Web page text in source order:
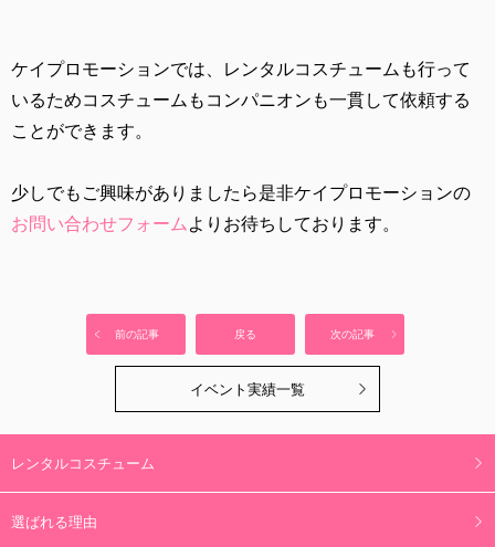
ケイプロモーションでは、レンタルコスチュームも行って
いるためコスチュームもコンパニオンも一貫して依頼する
ことができます。
少しでもご興味がありましたら是非ケイプロモーションの
お問い合わせフォームよりお待ちしております。
前の記事 戻る 次の記事
イベント実績一覧
レンタルコスチューム
選ばれる理由